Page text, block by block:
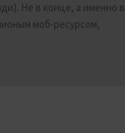
Не в конце, а именно в
моб-ресурсом,